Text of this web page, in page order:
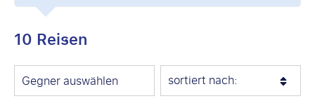
10 Reisen
Gegner auswählen sortiert nach: